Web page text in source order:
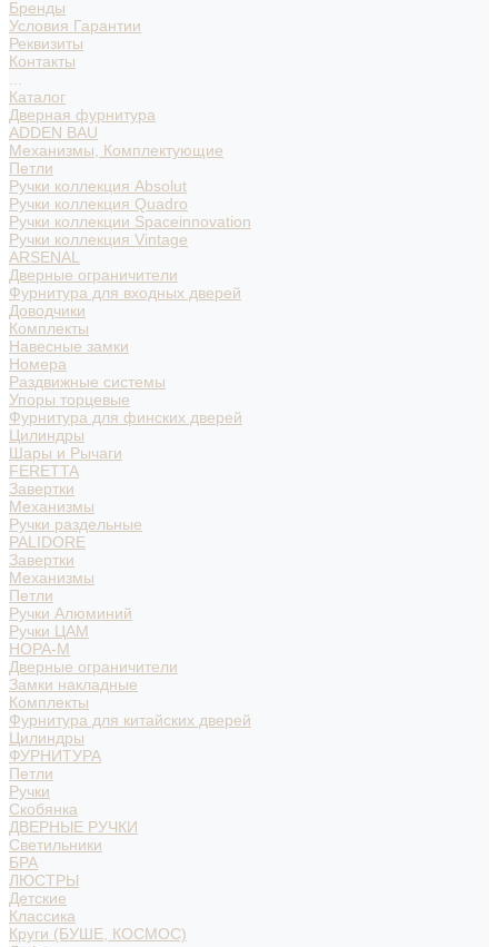
Бренды
Условия Гарантии
Реквизиты
Контакты
Каталог
Дверная фурнитура
ADDEN BAU
Механизмы, Комплектующие
Петли
Ручки коллекция Absolut
Ручки коллекция Quadro
Ручки коллекции Spaceinnovation
Ручки коллекция Vintage
ARSENAL
Дверные ограничители
Фурнитура для входных дверей
Доводчики
Комплекты
Навесные замки
Номера
Раздвижные системы
Упоры торцевые
Фурнитура для финских дверей
Цилиндры
Шары и Рычаги
FERETTA
Завертки
Механизмы
Ручки раздельные
PALIDORE
Завертки
Механизмы
Петли
Ручки Алюминий
Ручки ЦАМ
НОРА-М
Дверные ограничители
Замки накладные
Комплекты
Фурнитура для китайских дверей
Цилиндры
ФУРНИТУРА
Петли
Ручки
Скобянка
ДВЕРНЫЕ РУЧКИ
Светильники
БРА
ЛЮСТРЫ
Детские
Классика
Круги (БУШЕ, КОСМОС)